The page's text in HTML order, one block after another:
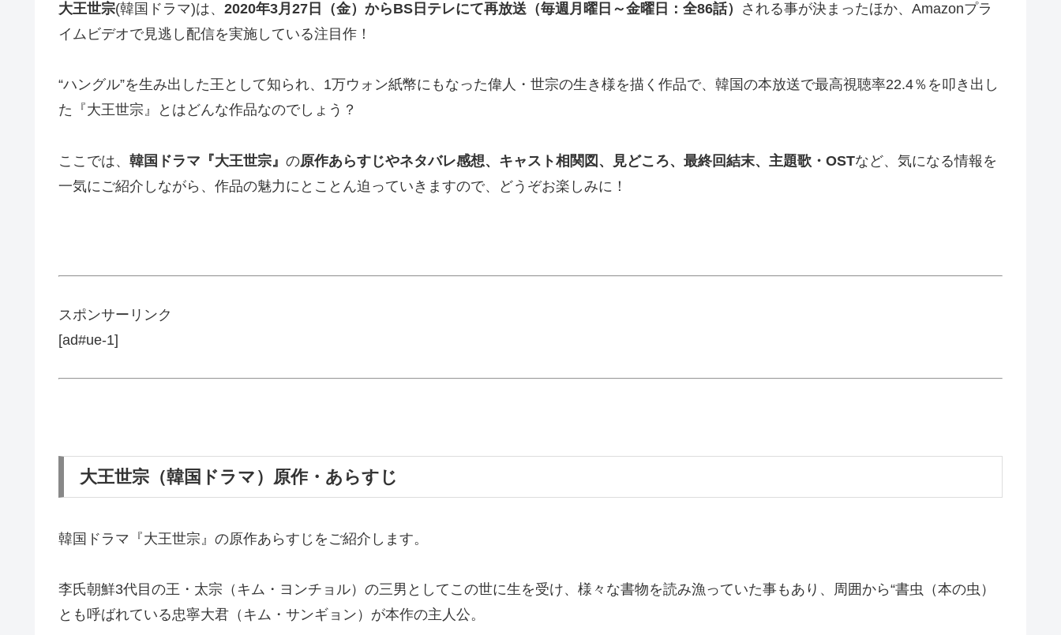
大王世宗(韓国ドラマ)は、 2020年3月27日（金）からBS日テレにて再放送（毎週月曜日～金曜日：全86話） される事が決まったほか、Amazonプラ
イムビデオで見逃し配信を実施している注目作！
“ハングル”を生み出した王として知られ、1万ウォン紙幣にもなった偉人・世宗の生き様を描く作品で、韓国の本放送で最高視聴率22.4％を叩き出し
た『大王世宗』とはどんな作品なのでしょう？
ここでは、 韓国ドラマ『大王世宗』 の原作あらすじやネタバレ感想、キャスト相関図、見どころ、最終回結末、主題歌・OSTなど、気になる情報を
一気にご紹介しながら、作品の魅力にとことん迫っていきますので、どうぞお楽しみに！
スポンサーリンク
[ad#ue-1]
大王世宗（韓国ドラマ）原作・あらすじ
韓国ドラマ『大王世宗』の原作あらすじをご紹介します。
李氏朝鮮3代目の王・太宗（キム・ヨンチョル）の三男としてこの世に生を受け、様々な書物を読み漁っていた事もあり、周囲から“書虫（本の虫）
とも呼ばれている忠寧大君（キム・サンギョン）が本作の主人公。